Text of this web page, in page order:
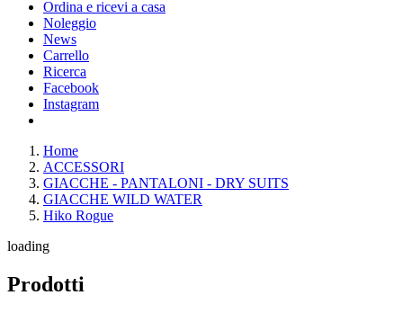
Ordina e ricevi a casa
Noleggio
News
Carrello
Ricerca
Facebook
Instagram
Home
ACCESSORI
GIACCHE - PANTALONI - DRY SUITS
GIACCHE WILD WATER
Hiko Rogue
loading
Prodotti